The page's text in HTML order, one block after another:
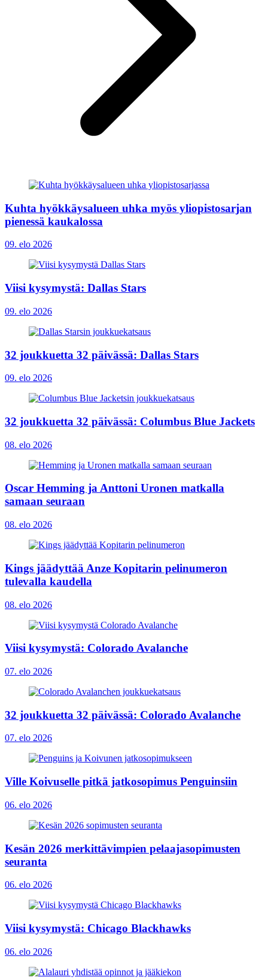
Kuhta hyökkäysalueen uhka myös yliopistosarjan
pienessä kaukalossa
09. elo 2026
Viisi kysymystä: Dallas Stars
09. elo 2026
32 joukkuetta 32 päivässä: Dallas Stars
09. elo 2026
32 joukkuetta 32 päivässä: Columbus Blue Jackets
08. elo 2026
Oscar Hemming ja Anttoni Uronen matkalla
samaan seuraan
08. elo 2026
Kings jäädyttää Anze Kopitarin pelinumeron
tulevalla kaudella
08. elo 2026
Viisi kysymystä: Colorado Avalanche
07. elo 2026
32 joukkuetta 32 päivässä: Colorado Avalanche
07. elo 2026
Ville Koivuselle pitkä jatkosopimus Penguinsiin
06. elo 2026
Kesän 2026 merkittävimpien pelaajasopimusten
seuranta
06. elo 2026
Viisi kysymystä: Chicago Blackhawks
06. elo 2026